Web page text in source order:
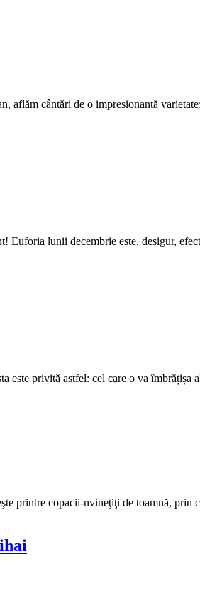
aflăm cântări de o impresionantă
Euforia lunii decembrie este, desigur,
este privită astfel: cel care o va
printre copacii-nvineţiţi de toamnă, prin